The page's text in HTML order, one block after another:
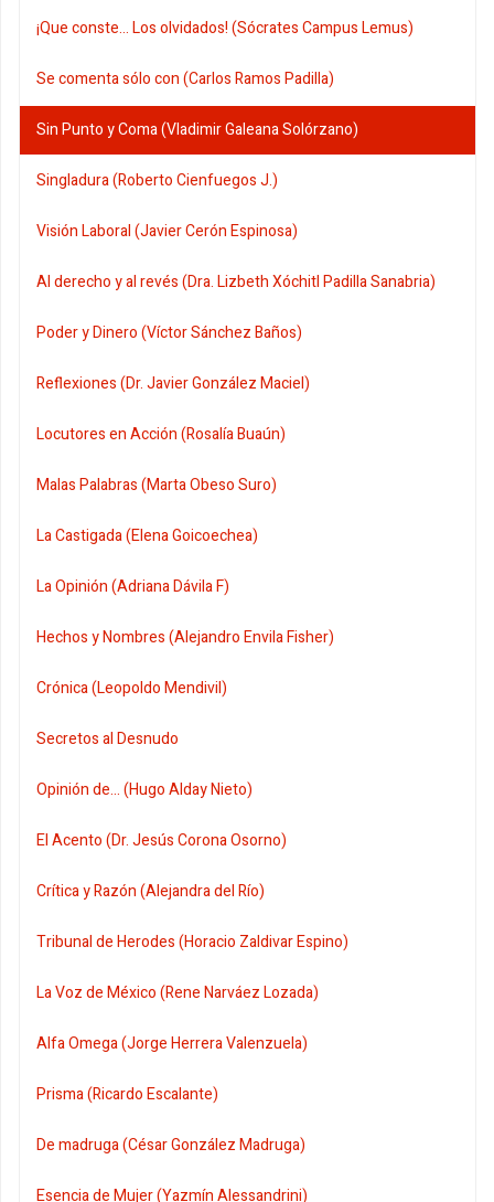
¡Que conste... Los olvidados! (Sócrates Campus Lemus)
Se comenta sólo con (Carlos Ramos Padilla)
Sin Punto y Coma (Vladimir Galeana Solórzano)
Singladura (Roberto Cienfuegos J.)
Visión Laboral (Javier Cerón Espinosa)
Al derecho y al revés (Dra. Lizbeth Xóchitl Padilla Sanabria)
Poder y Dinero (Víctor Sánchez Baños)
Reflexiones (Dr. Javier González Maciel)
Locutores en Acción (Rosalía Buaún)
Malas Palabras (Marta Obeso Suro)
La Castigada (Elena Goicoechea)
La Opinión (Adriana Dávila F)
Hechos y Nombres (Alejandro Envila Fisher)
Crónica (Leopoldo Mendivil)
Secretos al Desnudo
Opinión de... (Hugo Alday Nieto)
El Acento (Dr. Jesús Corona Osorno)
Crítica y Razón (Alejandra del Río)
Tribunal de Herodes (Horacio Zaldivar Espino)
La Voz de México (Rene Narváez Lozada)
Alfa Omega (Jorge Herrera Valenzuela)
Prisma (Ricardo Escalante)
De madruga (César González Madruga)
Esencia de Mujer (Yazmín Alessandrini)